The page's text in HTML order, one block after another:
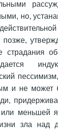
но,
позже,
страдания
и не может
меньшей
зла над